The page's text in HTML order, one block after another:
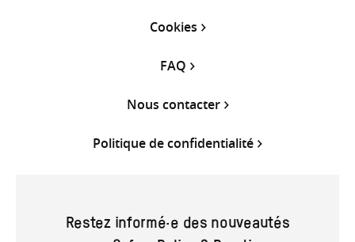
Cookies
FAQ
Nous contacter
Politique de confidentialité
Restez informé·e des nouveautés